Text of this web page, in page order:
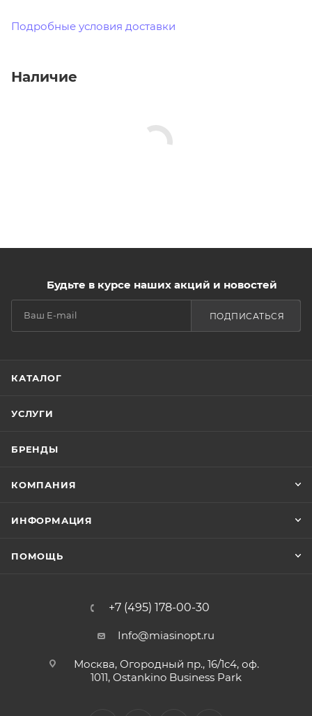
Подробные условия доставки
Наличие
Будьте в курсе наших акций и новостей
ПОДПИСАТЬСЯ
КАТАЛОГ
УСЛУГИ
БРЕНДЫ
КОМПАНИЯ
ИНФОРМАЦИЯ
ПОМОЩЬ
+7 (495) 178-00-30
Info@miasinopt.ru
Москва, Огородный пр., 16/1с4, оф.
1011, Ostankino Business Park